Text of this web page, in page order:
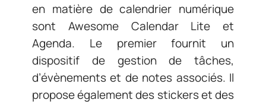
en matière de calendrier numérique
sont Awesome Calendar Lite et
Agenda. Le premier fournit un
dispositif de gestion de tâches,
d’évènements et de notes associés. Il
propose également des stickers et des